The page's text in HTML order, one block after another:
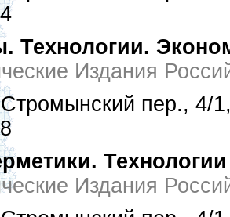
Технологии.
Издания
пер., 4/
Издания